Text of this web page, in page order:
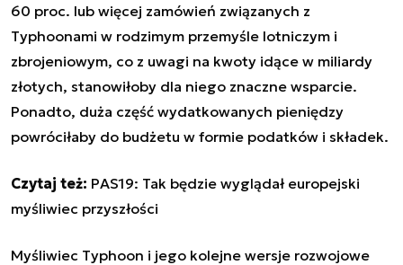
60 proc. lub więcej zamówień związanych z
Typhoonami w rodzimym przemyśle lotniczym i
zbrojeniowym, co z uwagi na kwoty idące w miliardy
złotych, stanowiłoby dla niego znaczne wsparcie.
Ponadto, duża część wydatkowanych pieniędzy
powróciłaby do budżetu w formie podatków i składek.
Czytaj też: PAS19: Tak będzie wyglądał europejski
myśliwiec przyszłości
Myśliwiec Typhoon i jego kolejne wersje rozwojowe